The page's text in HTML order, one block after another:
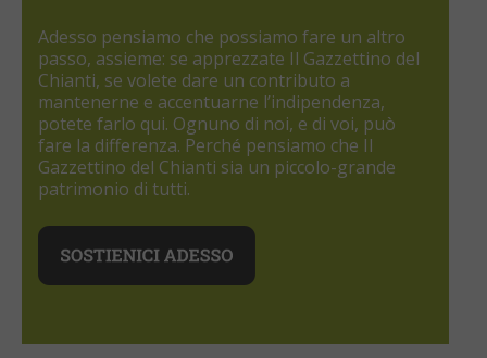
Adesso pensiamo che possiamo fare un altro
passo, assieme: se apprezzate Il Gazzettino del
Chianti, se volete dare un contributo a
mantenerne e accentuarne l’indipendenza,
potete farlo qui. Ognuno di noi, e di voi, può
fare la differenza. Perché pensiamo che Il
Gazzettino del Chianti sia un piccolo-grande
patrimonio di tutti.